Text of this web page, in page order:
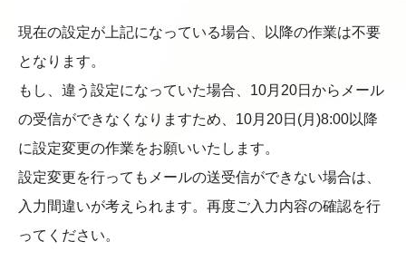
現在の設定が上記になっている場合、以降の作業は不要
となります。
もし、違う設定になっていた場合、10月20日からメール
の受信ができなくなりますため、10月20日(月)8:00以降
に設定変更の作業をお願いいたします。
設定変更を行ってもメールの送受信ができない場合は、
入力間違いが考えられます。再度ご入力内容の確認を行
ってください。